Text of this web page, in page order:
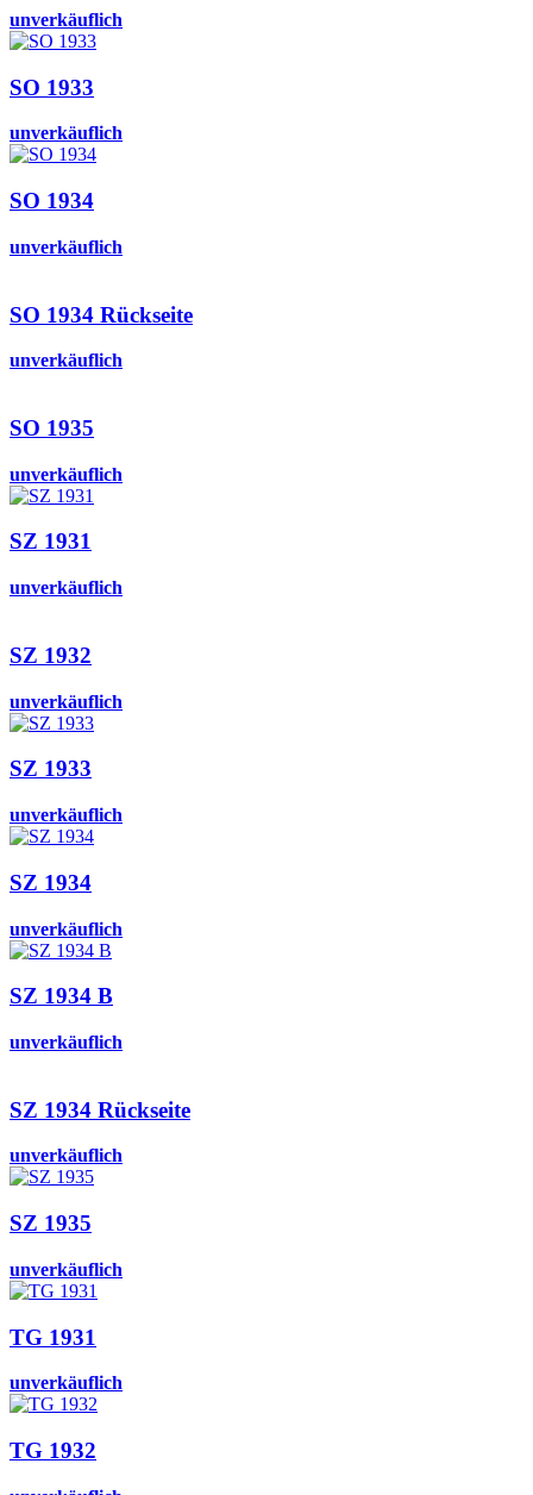
unverkäuflich
SO 1933
unverkäuflich
SO 1934
unverkäuflich
SO 1934 Rückseite
unverkäuflich
SO 1935
unverkäuflich
SZ 1931
unverkäuflich
SZ 1932
unverkäuflich
SZ 1933
unverkäuflich
SZ 1934
unverkäuflich
SZ 1934 B
unverkäuflich
SZ 1934 Rückseite
unverkäuflich
SZ 1935
unverkäuflich
TG 1931
unverkäuflich
TG 1932